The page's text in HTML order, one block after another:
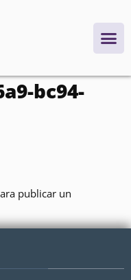
bc94-
publicar un